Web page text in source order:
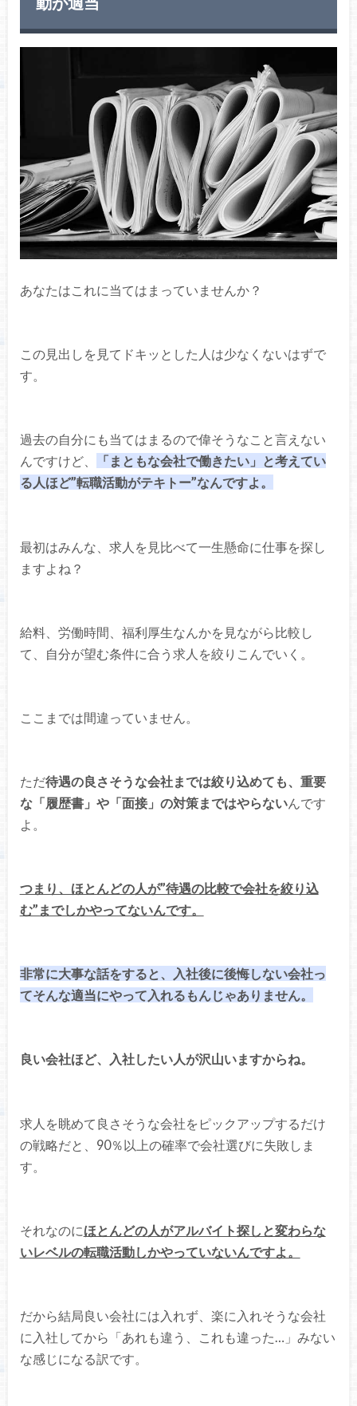
あなたはこれに当てはまっていませんか？
この見出しを見てドキッとした人は少なくないはずで
す。
過去の自分にも当てはまるので偉そうなこと言えない
んですけど、
「まともな会社で働きたい」と考えてい
る人ほど”転職活動がテキトー”なんですよ。
最初はみんな、求人を見比べて一生懸命に仕事を探し
ますよね？
給料、労働時間、福利厚生なんかを見ながら比較し
て、自分が望む条件に合う求人を絞りこんでいく。
ここまでは間違っていません。
ただ待遇の良さそうな会社までは絞り込めても、重要
な「履歴書」や「面接」の対策まではやらないんです
よ。
つまり、ほとんどの人が”待遇の比較で会社を絞り込
む”までしかやってないんです。
非常に大事な話をすると、入社後に後悔しない会社っ
てそんな適当にやって入れるもんじゃありません。
良い会社ほど、入社したい人が沢山いますからね。
求人を眺めて良さそうな会社をピックアップするだけ
の戦略だと、90％以上の確率で会社選びに失敗しま
す。
それなのにほとんどの人がアルバイト探しと変わらな
いレベルの転職活動しかやっていないんですよ。
だから結局良い会社には入れず、楽に入れそうな会社
に入社してから「あれも違う、これも違った…」みない
な感じになる訳です。